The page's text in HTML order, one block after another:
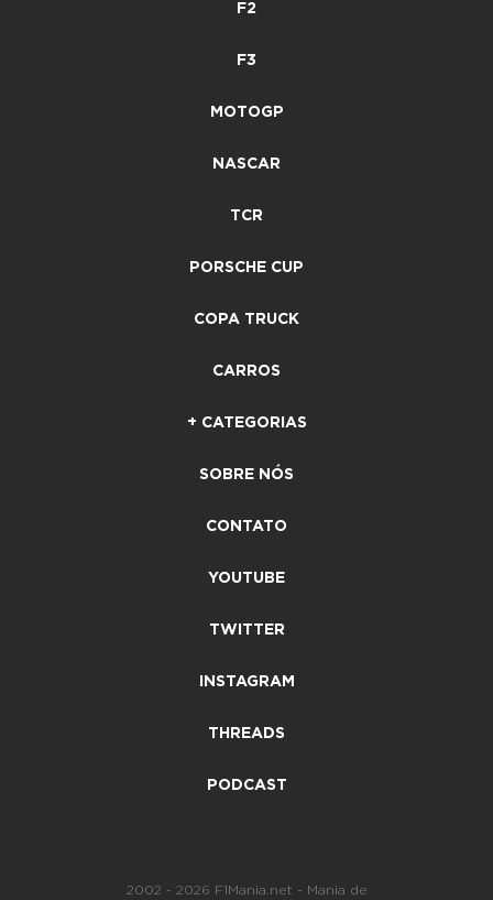
F2
F3
MOTOGP
NASCAR
TCR
PORSCHE CUP
COPA TRUCK
CARROS
+ CATEGORIAS
SOBRE NÓS
CONTATO
YOUTUBE
TWITTER
INSTAGRAM
THREADS
PODCAST
2002 - 2026 F1Mania.net - Mania de